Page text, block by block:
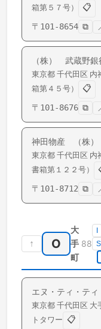
箱第５７号）
📋
〒 101-8654 ⧉
（株） 武蔵野
東京都 千代田区 内
箱第４５号）
📋
〒 101-8676 ⧉
神田物産 （株）
東京都 千代田区 内
書箱第１２２号）
〒 101-8712 ⧉
↑ O
大
手
町
88
I
エヌ・ティ・テ
東京都 千代田区 大
トタワー 📋